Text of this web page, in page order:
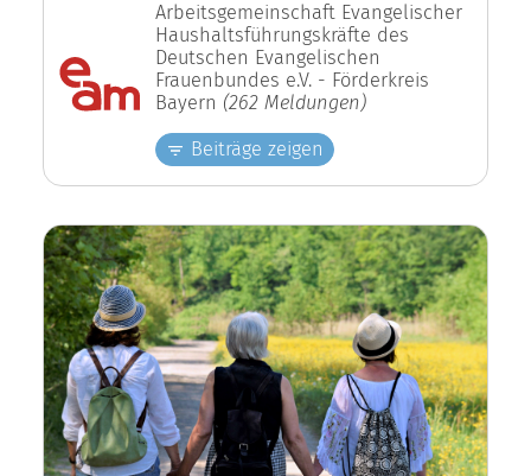
Arbeitsgemeinschaft Evangelischer
Haushaltsführungskräfte des
Deutschen Evangelischen
Frauenbundes e.V. - Förderkreis
Bayern (262 Meldungen)
Beiträge zeigen